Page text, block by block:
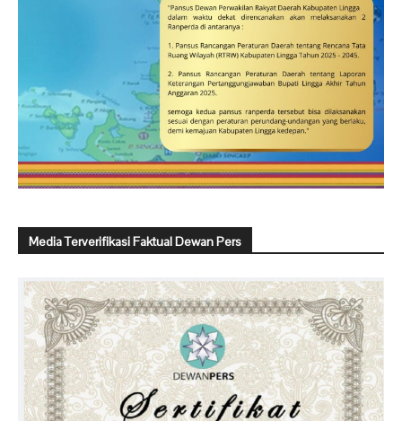
Media Terverifikasi Faktual Dewan Pers